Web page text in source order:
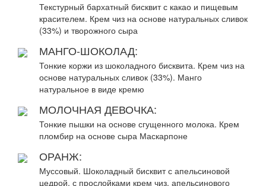
Текстурный бархатный бисквит с какао и пищевым
красителем. Крем чиз на основе натуральных сливок
(33%) и творожного сыра
МАНГО-ШОКОЛАД:
Тонкие коржи из шоколадного бисквита. Крем чиз на
основе натуральных сливок (33%). Манго
натуральное в виде кремю
МОЛОЧНАЯ ДЕВОЧКА:
Тонкие пышки на основе сгущенного молока. Крем
пломбир на основе сыра Маскарпоне
ОРАНЖ:
Муссовый. Шоколадный бисквит с апельсиновой
цедрой, с прослойками крем чиз, апельсинового